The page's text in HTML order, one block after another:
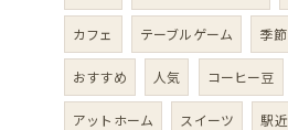
カフェ テーブルゲーム 季節
おすすめ 人気 コーヒー豆
アットホーム スイーツ 駅近